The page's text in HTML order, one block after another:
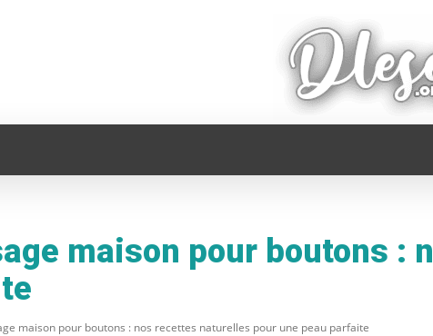
maison pour boutons :
maison pour boutons : nos recettes naturelles pour une peau parfaite